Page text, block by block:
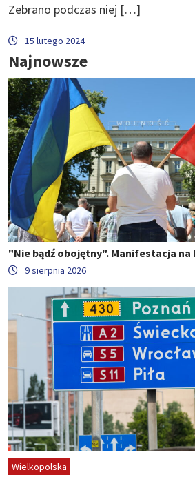
Zebrano podczas niej […]
15 lutego 2024
Najnowsze
"Nie bądź obojętny". Manifestacja na
9 sierpnia 2026
Wielkopolska